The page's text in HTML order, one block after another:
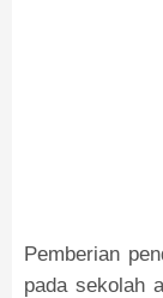
Pemberian
pada sekolah